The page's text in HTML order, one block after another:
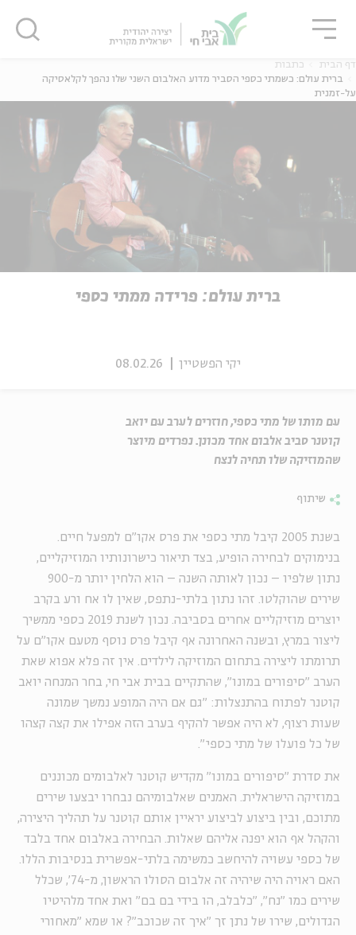
אנגלית
דף הבית
כתבות
ברית עולם: כשמתי כספי הסביר מדוע האלבום השני שלו נהפך לקלאסיקה
על-זמנית
ברית עולם: פרידה ממתי כספי
יקי הפשטיין 08.02.26
עם מותו של מתי כספי, חוזרים לערב עם יואב
קוטנר סביב אלבום אחד מכונן. נפרדים מיוצר
שהמוזיקה שלו תחיה לנצח
שיתוף
בשנת 2005 קיבל מתי כספי את פרס אקו"ם למפעל חיים.
בנימוקים לבחירה הופיע, בצד תיאור כישרונותיו המוזיקליים,
נתון שלפיו – נכון לאותה השנה – הוא הלחין יותר מ-900
שירים שהוקלטו. זהו נתון בלתי-נתפס, שאין לו אח ורע בקרב
יוצרים מוזיקליים אחרים בסביבה. נכון לשנת 2019 כספי ממשיך
ליצור במרץ, ובשנה האחרונה אף קיבל פרס נוסף מטעם אקו"ם על
תרומתו ליצירה בתחום המוזיקה לילדים. אין זה פלא אפוא שאת
הערב "סיפורים במונו", שהתקיים בבית אבי חי, בחר המנחה יואב
קוטנר לפתוח בהתנצלות: "גם אם היה המופע נמשך שמונה
שעות רצוף, לא היה אפשר להקיף בערב הזה אפילו את קצה קצהו
של כל פועלו של מתי כספי".
את סדרת "סיפורים במונו" מקדיש קוטנר לאלבומים מכוננים
במוזיקה הישראלית. האמנים שאלבומיהם נבחרו יבצעו שירים
מתוכם, ובין ביצוע לביצוע יראיין אותם קוטנר על תהליך היצירה,
והקהל אף הוא יפנה אליהם שאלות. הבחירה באלבום אחד בלבד
של כספי עשויה להיחשב כמשימה בלתי-אפשרית בנסיבות הללו.
האם ראויה היה שיהיה זה אלבום הסולו הראשון, מ-74', שכלל
שירים כמו "נח", "כלבלב, הו בידי בם בם" ואת אחד מלהיטיו
הגדולים, שירו של נתן זך "איך זה שכוכב"? או שמא "מאחורי
סגור